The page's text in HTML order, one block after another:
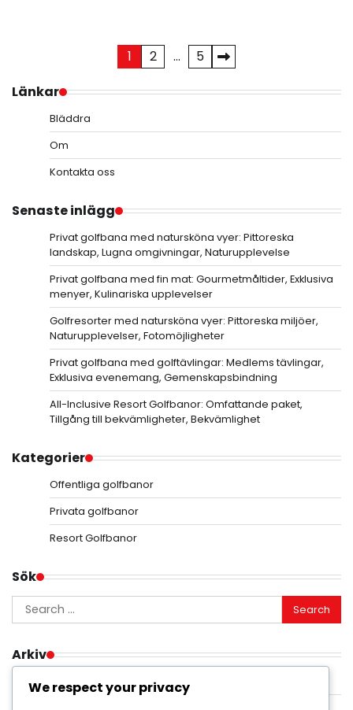
pagination
1 2 …
5
Länkar
Bläddra
Om
Kontakta oss
Senaste inlägg
Privat golfbana med natursköna vyer: Pittoreska
landskap, Lugna omgivningar, Naturupplevelse
Privat golfbana med fin mat: Gourmetmåltider, Exklusiva
menyer, Kulinariska upplevelser
Golfresorter med natursköna vyer: Pittoreska miljöer,
Naturupplevelser, Fotomöjligheter
Privat golfbana med golftävlingar: Medlems tävlingar,
Exklusiva evenemang, Gemenskapsbindning
All-Inclusive Resort Golfbanor: Omfattande paket,
Tillgång till bekvämligheter, Bekvämlighet
Kategorier
Offentliga golfbanor
Privata golfbanor
Resort Golfbanor
Sök
Search
for:
Arkiv
February 2026
We respect your privacy